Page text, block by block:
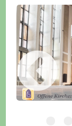
Slider Icon
Bild